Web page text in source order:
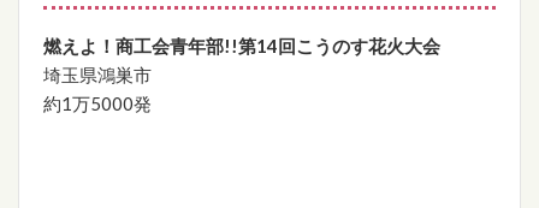
燃えよ！商工会青年部!!第14回こうのす花火大会
埼玉県鴻巣市
約1万5000発